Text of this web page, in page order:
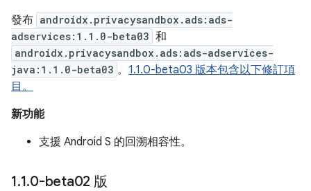
發布 androidx.privacysandbox.ads:ads-
adservices:1.1.0-beta03 和
androidx.privacysandbox.ads:ads-adservices-
java:1.1.0-beta03 。 1.1.0-beta03 版本包含以下修訂項
目。
新功能
支援 Android S 的回溯相容性。
1.1.0-beta02 版